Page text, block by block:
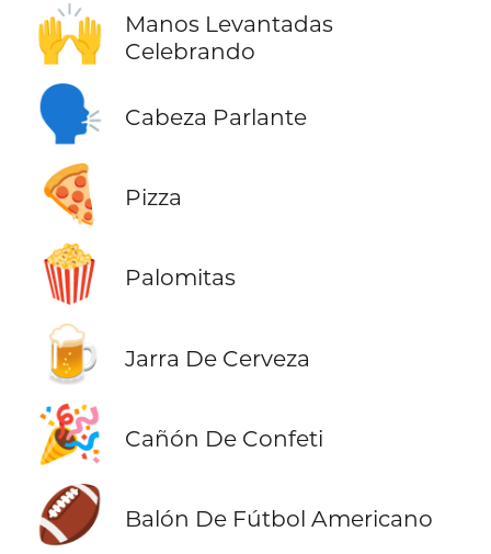
🙌
Manos Levantadas
Celebrando
🗣️ Cabeza Parlante
🍕 Pizza
🍿 Palomitas
🍺 Jarra De Cerveza
🎉 Cañón De Confeti
🏈 Balón De Fútbol Americano